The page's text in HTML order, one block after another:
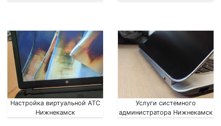
Настройка виртуальной АТС
Нижнекамск
Услуги системного
администратора Нижнекамск